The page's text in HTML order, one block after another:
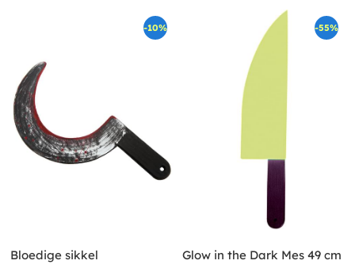
-10%
Bloedige sikkel
-55%
Glow in the Dark Mes 49 cm